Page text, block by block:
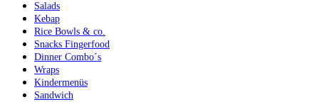
Salads
Kebap
Rice Bowls & co.
Snacks Fingerfood
Dinner Combo´s
Wraps
Kindermenüs
Sandwich